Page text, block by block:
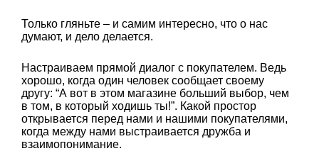
Только гляньте – и самим интересно, что о нас
думают, и дело делается.
Настраиваем прямой диалог с покупателем. Ведь
хорошо, когда один человек сообщает своему
другу: “А вот в этом магазине больший выбор, чем
в том, в который ходишь ты!”. Какой простор
открывается перед нами и нашими покупателями,
когда между нами выстраивается дружба и
взаимопонимание.